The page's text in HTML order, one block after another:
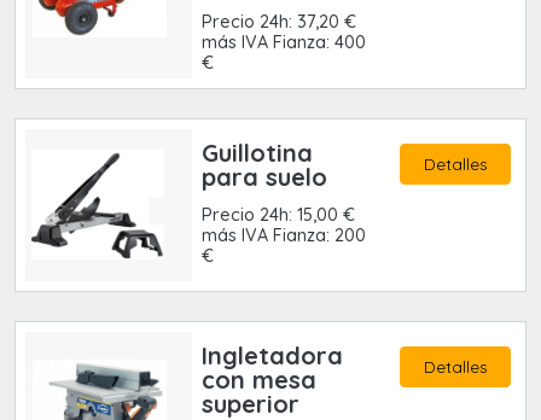
Precio 24h: 37,20 €
más IVA Fianza: 400
€
Guillotina
para suelo
Precio 24h: 15,00 €
más IVA Fianza: 200
€
Detalles
Ingletadora
con mesa
superior
Detalles